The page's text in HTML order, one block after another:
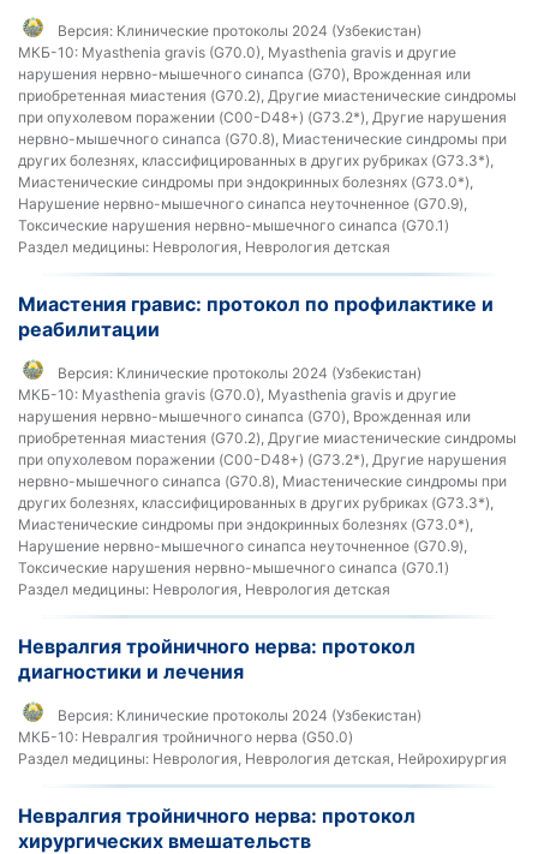
Версия: Клинические протоколы 2024 (Узбекистан)
МКБ-10: Myasthenia gravis (G70.0), Myasthenia gravis и другие
нарушения нервно-мышечного синапса (G70), Врожденная или
приобретенная миастения (G70.2), Другие миастенические синдромы
при опухолевом поражении (C00-D48+) (G73.2*), Другие нарушения
нервно-мышечного синапса (G70.8), Миастенические синдромы при
других болезнях, классифицированных в других рубриках (G73.3*),
Миастенические синдромы при эндокринных болезнях (G73.0*),
Нарушение нервно-мышечного синапса неуточненное (G70.9),
Токсические нарушения нервно-мышечного синапса (G70.1)
Раздел медицины: Неврология, Неврология детская
Миастения гравис: протокол по профилактике и
реабилитации
Версия: Клинические протоколы 2024 (Узбекистан)
МКБ-10: Myasthenia gravis (G70.0), Myasthenia gravis и другие
нарушения нервно-мышечного синапса (G70), Врожденная или
приобретенная миастения (G70.2), Другие миастенические синдромы
при опухолевом поражении (C00-D48+) (G73.2*), Другие нарушения
нервно-мышечного синапса (G70.8), Миастенические синдромы при
других болезнях, классифицированных в других рубриках (G73.3*),
Миастенические синдромы при эндокринных болезнях (G73.0*),
Нарушение нервно-мышечного синапса неуточненное (G70.9),
Токсические нарушения нервно-мышечного синапса (G70.1)
Раздел медицины: Неврология, Неврология детская
Невралгия тройничного нерва: протокол
диагностики и лечения
Версия: Клинические протоколы 2024 (Узбекистан)
МКБ-10: Невралгия тройничного нерва (G50.0)
Раздел медицины: Неврология, Неврология детская, Нейрохирургия
Невралгия тройничного нерва: протокол
хирургических вмешательств